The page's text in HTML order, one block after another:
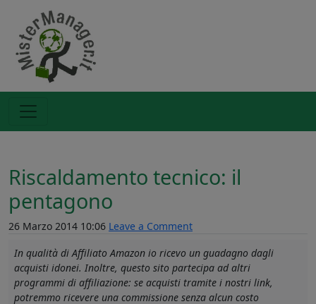
Riscaldamento tecnico: il
pentagono
26 Marzo 2014 10:06 Leave a Comment
In qualità di Affiliato Amazon io ricevo un guadagno dagli
acquisti idonei. Inoltre, questo sito partecipa ad altri
programmi di affiliazione: se acquisti tramite i nostri link,
potremmo ricevere una commissione senza alcun costo